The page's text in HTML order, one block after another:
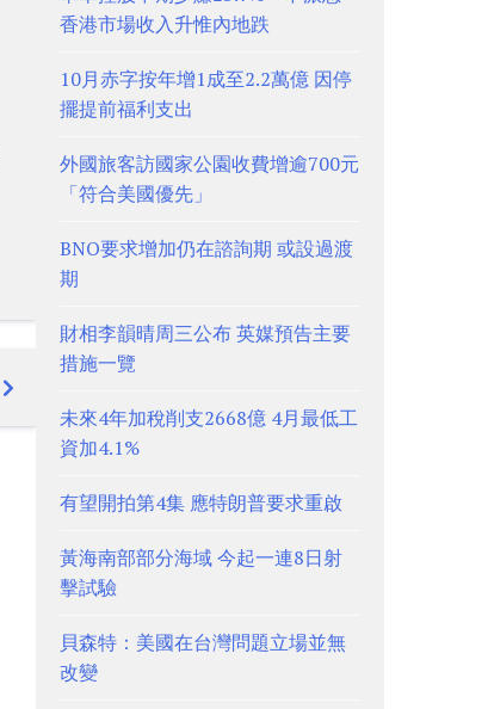
香港市場收入升惟內地跌
10月赤字按年增1成至2.2萬億 因停
擺提前福利支出
外國旅客訪國家公園收費增逾700元
「符合美國優先」
BNO要求增加仍在諮詢期 或設過渡
期
財相李韻晴周三公布 英媒預告主要
措施一覽
未來4年加稅削支2668億 4月最低工
資加4.1%
有望開拍第4集 應特朗普要求重啟
黃海南部部分海域 今起一連8日射
擊試驗
貝森特：美國在台灣問題立場並無
改變